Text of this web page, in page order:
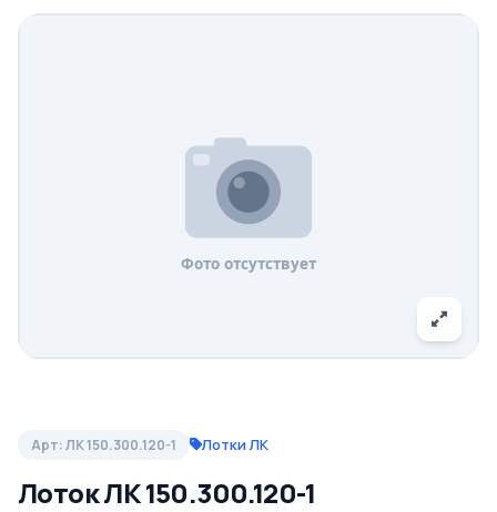
Арт: ЛК 150.300.120-1 Лотки ЛК
Лоток ЛК 150.300.120-1